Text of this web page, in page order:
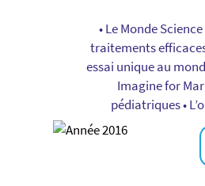
• Le Monde
traitements efficaces
essai unique au
Imagine for
pédiatriques •